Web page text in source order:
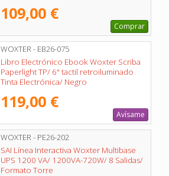
109,00 €
Comprar
WOXTER - EB26-075
Libro Electrónico Ebook Woxter Scriba
Paperlight TP/ 6" tactil retroiluminado
Tinta Electrónica/ Negro
119,00 €
Avísame
WOXTER - PE26-202
SAI Línea Interactiva Woxter Multibase
UPS 1200 VA/ 1200VA-720W/ 8 Salidas/
Formato Torre